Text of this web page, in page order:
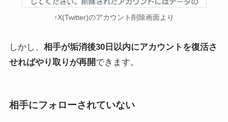
↑X(Twitter)のアカウント削除画面より
しかし、 相手が垢消後30日以内にアカウントを復活さ
せればやり取りが再開できます。
相手にフォローされていない